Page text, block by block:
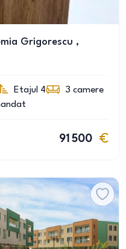
Grigorescu ,
Etajul 4 3 camere
91 500